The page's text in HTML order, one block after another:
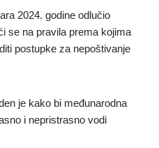
2024. godine odlučio
se na pravila prema kojima
postupke za nepoštivanje
je kako bi međunarodna
i nepristrasno vodi